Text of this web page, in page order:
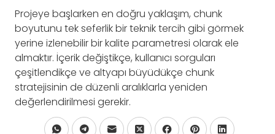
Projeye başlarken en doğru yaklaşım, chunk
boyutunu tek seferlik bir teknik tercih gibi görmek
yerine izlenebilir bir kalite parametresi olarak ele
almaktır. İçerik değiştikçe, kullanıcı sorguları
çeşitlendikçe ve altyapı büyüdükçe chunk
stratejisinin de düzenli aralıklarla yeniden
değerlendirilmesi gerekir.